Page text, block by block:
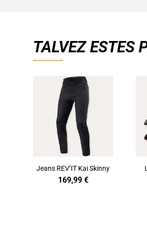
TALVEZ ESTES
Jeans REV’IT Kai Skinny
169,99 €